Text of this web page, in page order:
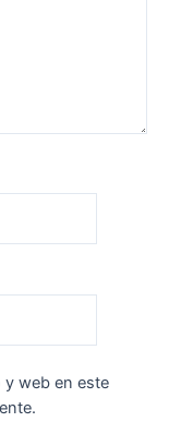
y web en este